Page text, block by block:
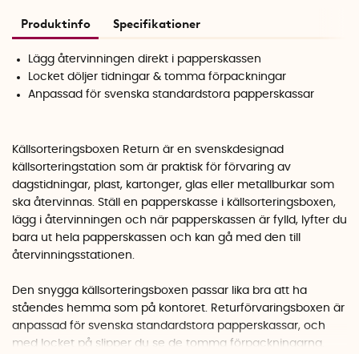
Produktinfo Specifikationer
Lägg återvinningen direkt i papperskassen
Locket döljer tidningar & tomma förpackningar
Anpassad för svenska standardstora papperskassar
Källsorteringsboxen Return är en svenskdesignad
källsorteringstation som är praktisk för förvaring av
dagstidningar, plast, kartonger, glas eller metallburkar som
ska återvinnas. Ställ en papperskasse i källsorteringsboxen,
lägg i återvinningen och när papperskassen är fylld, lyfter du
bara ut hela papperskassen och kan gå med den till
återvinningsstationen.
Den snygga källsorteringsboxen passar lika bra att ha
ståendes hemma som på kontoret. Returförvaringsboxen är
anpassad för svenska standardstora papperskassar, och
med locket på slipper du se de tomma förpackningarna.